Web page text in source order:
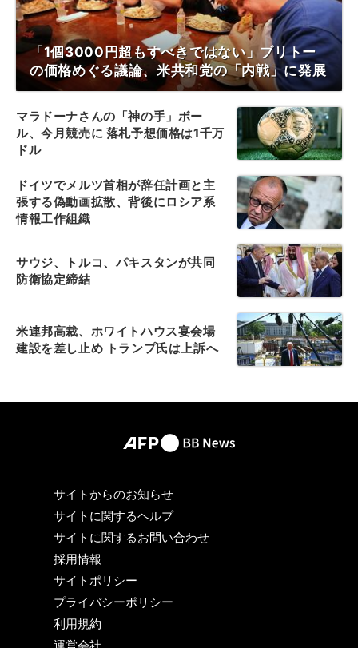
「1個3000円超もすべきではない」ブリトー
の価格めぐる議論、米共和党の「内戦」に発展
マラドーナさんの「神の手」ボー
ル、今月競売に 落札予想価格は1千万
ドル
ドイツでメルツ首相が辞任計画と主
張する偽動画拡散、背後にロシア系
情報工作組織
サウジ、トルコ、パキスタンが共同
防衛協定締結
米連邦高裁、ホワイトハウス宴会場
建設を差し止め トランプ氏は上訴へ
サイトからのお知らせ
サイトに関するヘルプ
サイトに関するお問い合わせ
採用情報
サイトポリシー
プライバシーポリシー
利用規約